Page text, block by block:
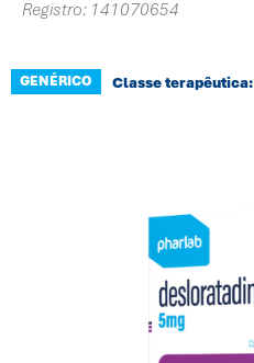
Registro: 141070654​
GENÉRICO Classe terapêutica: